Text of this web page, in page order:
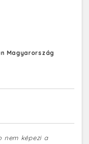
Nagymaros és
óránként
Magyarország
nem képezi a